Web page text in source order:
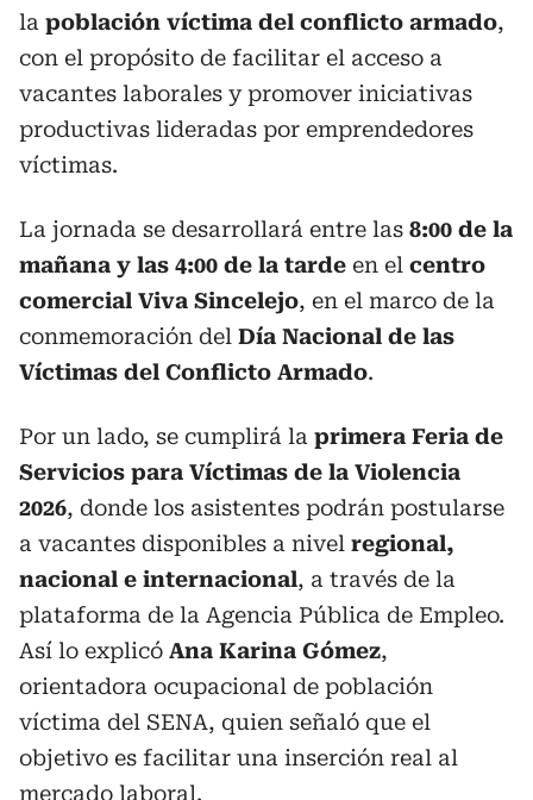
la población víctima del conflicto armado,
con el propósito de facilitar el acceso a
vacantes laborales y promover iniciativas
productivas lideradas por emprendedores
víctimas.
La jornada se desarrollará entre las 8:00 de la
mañana y las 4:00 de la tarde en el centro
comercial Viva Sincelejo, en el marco de la
conmemoración del Día Nacional de las
Víctimas del Conflicto Armado.
Por un lado, se cumplirá la primera Feria de
Servicios para Víctimas de la Violencia
2026, donde los asistentes podrán postularse
a vacantes disponibles a nivel regional,
nacional e internacional, a través de la
plataforma de la Agencia Pública de Empleo.
Así lo explicó Ana Karina Gómez,
orientadora ocupacional de población
víctima del SENA, quien señaló que el
objetivo es facilitar una inserción real al
mercado laboral.